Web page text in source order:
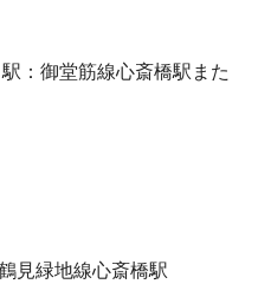
：御堂筋線心斎橋駅また
見緑地線心斎橋駅